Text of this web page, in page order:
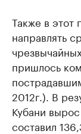
Также в этот
направлять
пришлось
2012г.). В
Кубани
составил